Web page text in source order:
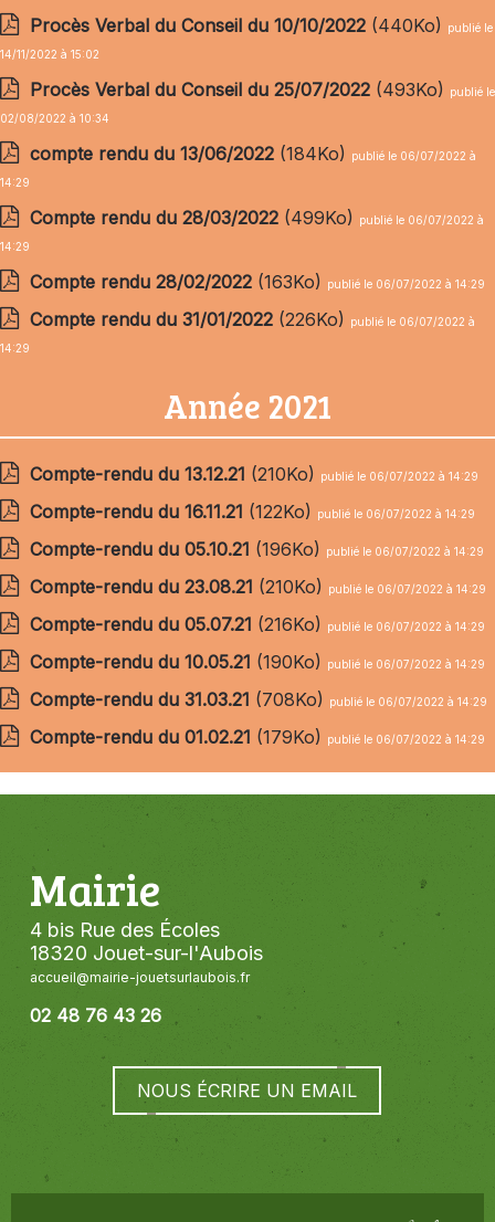
Procès Verbal du Conseil du 10/10/2022 (440Ko)
publié le
14/11/2022 à 15:02
Procès Verbal du Conseil du 25/07/2022 (493Ko)
publié le
02/08/2022 à 10:34
compte rendu du 13/06/2022 (184Ko)
publié le 06/07/2022 à
14:29
Compte rendu du 28/03/2022 (499Ko)
publié le 06/07/2022 à
14:29
Compte rendu 28/02/2022 (163Ko) publié le 06/07/2022 à 14:29
Compte rendu du 31/01/2022 (226Ko)
publié le 06/07/2022 à
14:29
Année 2021
Compte-rendu du 13.12.21 (210Ko) publié le 06/07/2022 à 14:29
Compte-rendu du 16.11.21 (122Ko) publié le 06/07/2022 à 14:29
Compte-rendu du 05.10.21 (196Ko) publié le 06/07/2022 à 14:29
Compte-rendu du 23.08.21 (210Ko) publié le 06/07/2022 à 14:29
Compte-rendu du 05.07.21 (216Ko) publié le 06/07/2022 à 14:29
Compte-rendu du 10.05.21 (190Ko) publié le 06/07/2022 à 14:29
Compte-rendu du 31.03.21 (708Ko) publié le 06/07/2022 à 14:29
Compte-rendu du 01.02.21 (179Ko) publié le 06/07/2022 à 14:29
Mairie
4 bis Rue des Écoles
18320 Jouet-sur-l'Aubois
accueil@mairie-jouetsurlaubois.fr
02 48 76 43 26
NOUS ÉCRIRE UN EMAIL